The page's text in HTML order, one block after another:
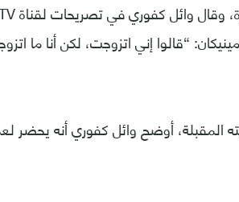
“قالوا إني اتزوجت، لكن أنا ما
المقبلة، أوضح وائل كفوري أنه يحضر